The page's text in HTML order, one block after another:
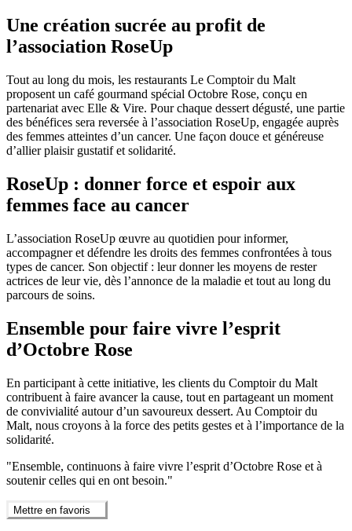
Une création sucrée au profit de
l’association RoseUp
Tout au long du mois, les restaurants Le Comptoir du Malt
proposent un café gourmand spécial Octobre Rose, conçu en
partenariat avec Elle & Vire. Pour chaque dessert dégusté, une partie
des bénéfices sera reversée à l’association RoseUp, engagée auprès
des femmes atteintes d’un cancer. Une façon douce et généreuse
d’allier plaisir gustatif et solidarité.
RoseUp : donner force et espoir aux
femmes face au cancer
L’association RoseUp œuvre au quotidien pour informer,
accompagner et défendre les droits des femmes confrontées à tous
types de cancer. Son objectif : leur donner les moyens de rester
actrices de leur vie, dès l’annonce de la maladie et tout au long du
parcours de soins.
Ensemble pour faire vivre l’esprit
d’Octobre Rose
En participant à cette initiative, les clients du Comptoir du Malt
contribuent à faire avancer la cause, tout en partageant un moment
de convivialité autour d’un savoureux dessert. Au Comptoir du
Malt, nous croyons à la force des petits gestes et à l’importance de la
solidarité.
"Ensemble, continuons à faire vivre l’esprit d’Octobre Rose et à
soutenir celles qui en ont besoin."
Mettre en favoris